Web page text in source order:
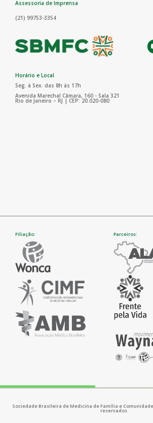
Assessoria de Imprensa
(21) 99753-3354
Horário e Local
Seg. à Sex. das 8h às 17h
Avenida Marechal Câmara, 160 - Sala 321
Rio de Janeiro – RJ | CEP: 20.020-080
Filiação: Parceiros:
Sociedade Brasileira de Medicina de Família e
reservados